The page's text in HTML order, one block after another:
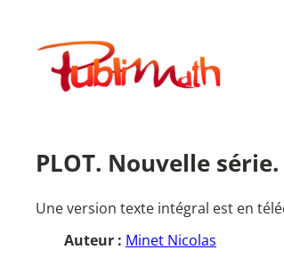
contenuPublimath
PLOT. Nouvelle
Une version texte intégral est en
Auteur : Minet Nicolas